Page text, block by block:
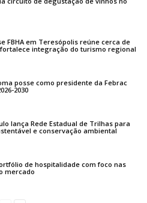
FBHA em Teresópolis reúne cerca de
integração do turismo regional
posse como presidente da Febrac
2030
lança Rede Estadual de Trilhas para
e conservação ambiental
de hospitalidade com foco nas
mercado